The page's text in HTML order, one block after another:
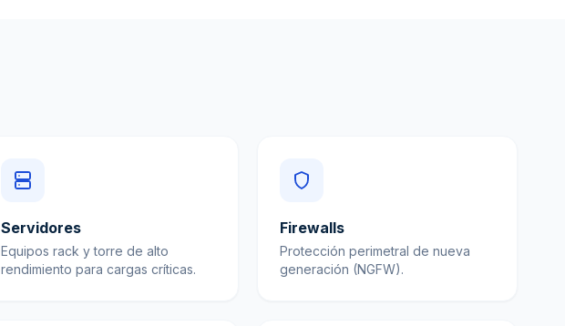
Servidores
Equipos rack y torre de alto
rendimiento para cargas críticas.
Firewalls
Protección perimetral de nueva
generación (NGFW).